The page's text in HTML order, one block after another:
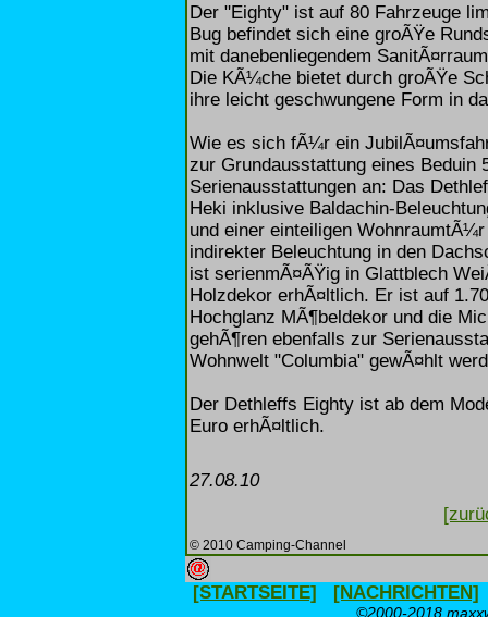
Der "Eighty" ist auf 80 Fahrzeuge
Bug befindet sich eine groÃŸe
mit danebenliegendem
Die KÃ¼che bietet durch groÃŸe
ihre leicht geschwungene Form in
Wie es sich fÃ¼r ein
zur Grundausstattung eines Beduin
Serienausstattungen an: Das
Heki inklusive Baldachin-
und einer einteiligen
indirekter Beleuchtung in den
ist serienmÃ¤ÃŸig in Glattblech
Holzdekor erhÃ¤ltlich. Er ist auf
Hochglanz MÃ¶beldekor und die
gehÃ¶ren ebenfalls zur
Wohnwelt "Columbia" gewÃ¤hlt
Der Dethleffs Eighty ist ab dem
Euro erhÃ¤ltlich.
27.08.10
© 2010 Camping-Channel
[STARTSEITE] [NACHRICHTEN]
©2000-2018